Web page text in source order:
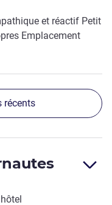
et réactif Petit
Emplacement
récents